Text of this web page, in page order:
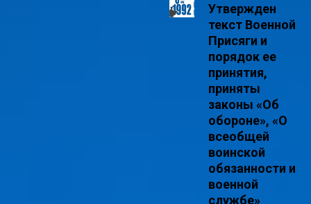
Утвержден
текст Военной
Присяги и
порядок ее
принятия,
приняты
законы «Об
обороне», «О
всеобщей
воинской
обязанности и
военной
службе»